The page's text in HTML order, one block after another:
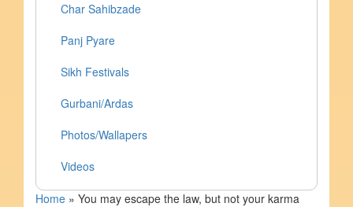
Char Sahibzade
Panj Pyare
Sikh Festivals
Gurbani/Ardas
Photos/Wallapers
Videos
Home » You may escape the law, but not your karma